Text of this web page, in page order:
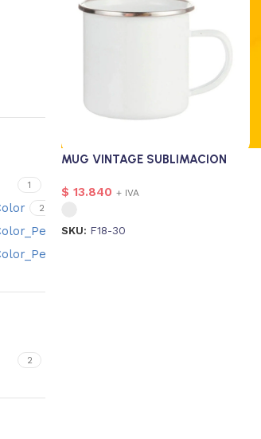
1
2
2
MUG VINTAGE SUBLIMACION
$ 13.840 + IVA
SKU: F18-30